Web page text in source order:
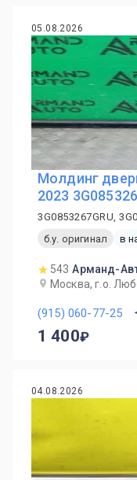
05.08.2026
Молдинг
2023
3G0853267GRU,
б.у. оригинал
в
543 Арманд-
Москва, г.о.
(915) 060-77-25
1 400
04.08.2026